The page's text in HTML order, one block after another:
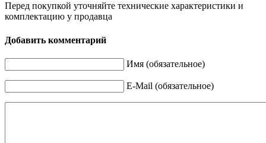
Перед покупкой уточняйте технические характеристики и
комплектацию у продавца
Добавить комментарий
Имя (обязательное)
E-Mail (обязательное)